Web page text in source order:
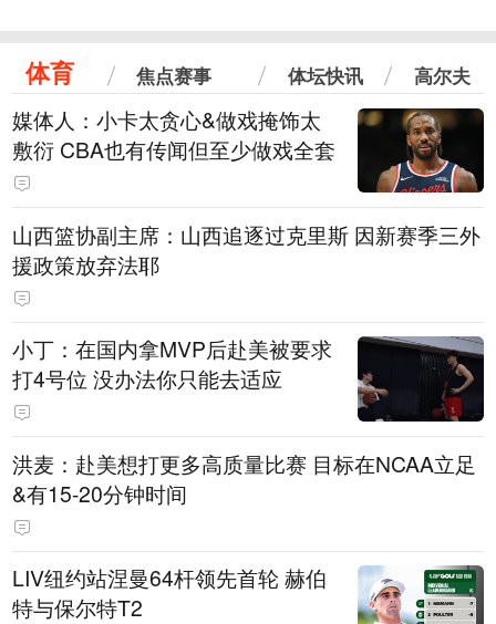
体育 焦点赛事 体坛快讯 高尔夫
媒体人：小卡太贪心&做戏掩饰太
敷衍 CBA也有传闻但至少做戏全套
山西篮协副主席：山西追逐过克里斯 因新赛季三外
援政策放弃法耶
小丁：在国内拿MVP后赴美被要求
打4号位 没办法你只能去适应
洪麦：赴美想打更多高质量比赛 目标在NCAA立足
&有15-20分钟时间
LIV纽约站涅曼64杆领先首轮 赫伯
特与保尔特T2